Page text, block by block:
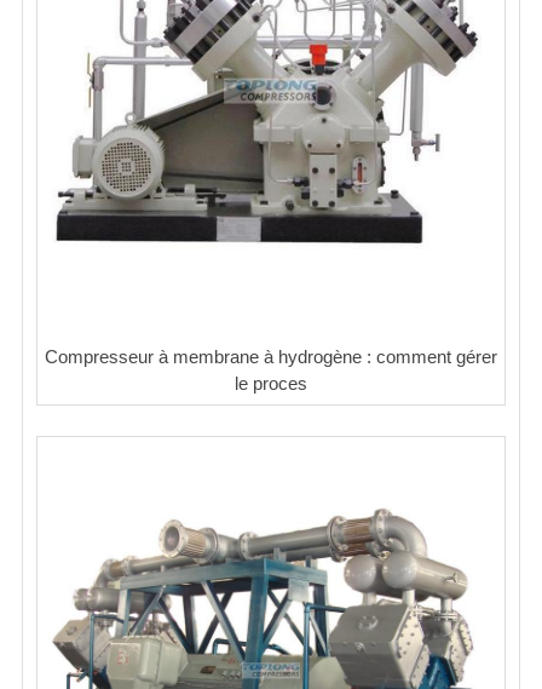
Compresseur à membrane à hydrogène : comment gérer
le proces